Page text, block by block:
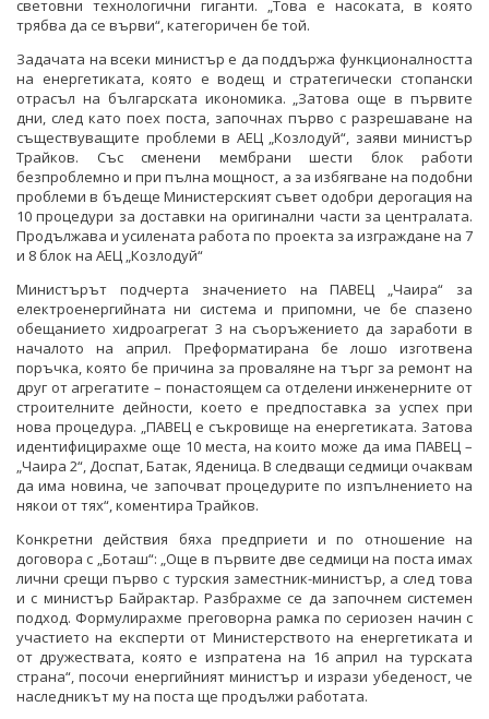
световни технологични гиганти. „Това е насоката, в която
трябва да се върви“, категоричен бе той.
Задачата на всеки министър е да поддържа функционалността
на енергетиката, която е водещ и стратегически стопански
отрасъл на българската икономика. „Затова още в първите
дни, след като поех поста, започнах първо с разрешаване на
съществуващите проблеми в АЕЦ „Козлодуй“, заяви министър
Трайков. Със сменени мембрани шести блок работи
безпроблемно и при пълна мощност, а за избягване на подобни
проблеми в бъдеще Министерският съвет одобри дерогация на
10 процедури за доставки на оригинални части за централата.
Продължава и усилената работа по проекта за изграждане на 7
и 8 блок на АЕЦ „Козлодуй“
Министърът подчерта значението на ПАВЕЦ „Чаира“ за
електроенергийната ни система и припомни, че бе спазено
обещанието хидроагрегат 3 на съоръжението да заработи в
началото на април. Преформатирана бе лошо изготвена
поръчка, която бе причина за проваляне на търг за ремонт на
друг от агрегатите – понастоящем са отделени инженерните от
строителните дейности, което е предпоставка за успех при
нова процедура. „ПАВЕЦ е съкровище на енергетиката. Затова
идентифицирахме още 10 места, на които може да има ПАВЕЦ –
„Чаира 2“, Доспат, Батак, Яденица. В следващи седмици очаквам
да има новина, че започват процедурите по изпълнението на
някои от тях“, коментира Трайков.
Конкретни действия бяха предприети и по отношение на
договора с „Боташ“: „Още в първите две седмици на поста имах
лични срещи първо с турския заместник-министър, а след това
и с министър Байрактар. Разбрахме се да започнем системен
подход. Формулирахме преговорна рамка по сериозен начин с
участието на експерти от Министерството на енергетиката и
от дружествата, която е изпратена на 16 април на турската
страна“, посочи енергийният министър и изрази убеденост, че
наследникът му на поста ще продължи работата.